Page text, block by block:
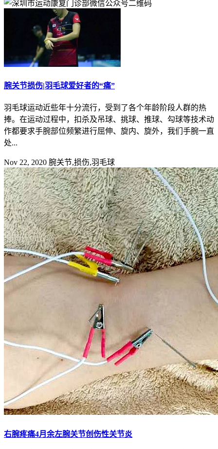
腕关节损伤|羽毛球爱好者的“痛”
羽毛球运动近些年十分流行，受到了各个年龄阶段人群的热
捧。在运动过程中，扣杀及吊球、挑球、推球、勾球等技术动
作都要求手腕部位频繁进行屈伸、旋内、旋外，我们手腕一直
处...
Nov 22, 2020 腕关节,损伤,羽毛球
右腕疼痛4月余左腕关节创伤性关节炎